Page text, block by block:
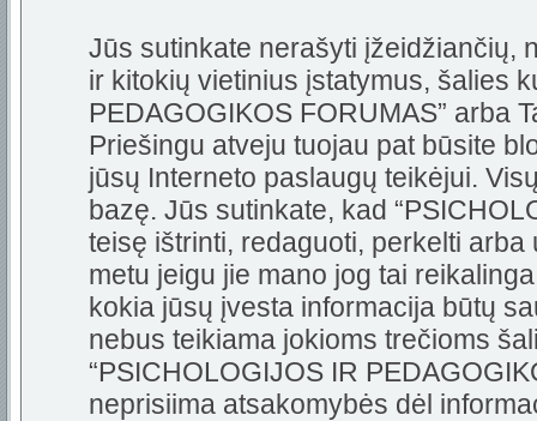
Jūs sutinkate nerašyti įžeidžiančių,
ir kitokių vietinius įstatymus, šalies
PEDAGOGIKOS FORUMAS” arba
Priešingu atveju tuojau pat būsite
jūsų Interneto paslaugų teikėjui.
bazę. Jūs sutinkate, kad
teisę ištrinti, redaguoti, perkelti
metu jeigu jie mano jog tai
kokia jūsų įvesta informacija būtų
nebus teikiama jokioms trečioms
“PSICHOLOGIJOS IR
neprisiima atsakomybės dėl